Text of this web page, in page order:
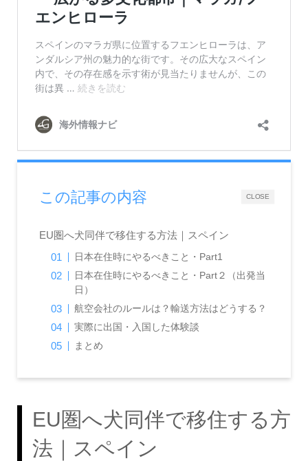
CLOSE
この記事の内容
EU圏へ犬同伴で移住する方法｜スペイン
日本在住時にやるべきこと・Part1
日本在住時にやるべきこと・Part２（出発当
日）
航空会社のルールは？輸送方法はどうする？
実際に出国・入国した体験談
まとめ
EU圏へ犬同伴で移住する方
法｜スペイン